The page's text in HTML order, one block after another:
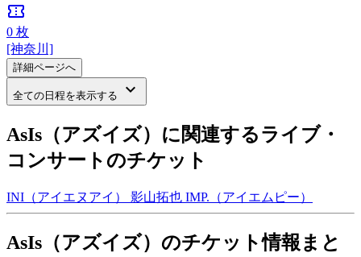
confirmation_number
0 枚
[神奈川]
詳細ページへ
全ての日程を表示する keyboard_arrow_down
AsIs（アズイズ）に関連するライブ・
コンサートのチケット
INI（アイエヌアイ） 影山拓也 IMP.（アイエムピー）
AsIs（アズイズ）のチケット情報まと